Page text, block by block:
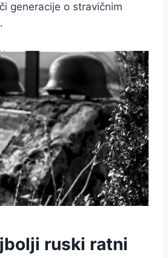
generacije o stravičnim
ruski ratni